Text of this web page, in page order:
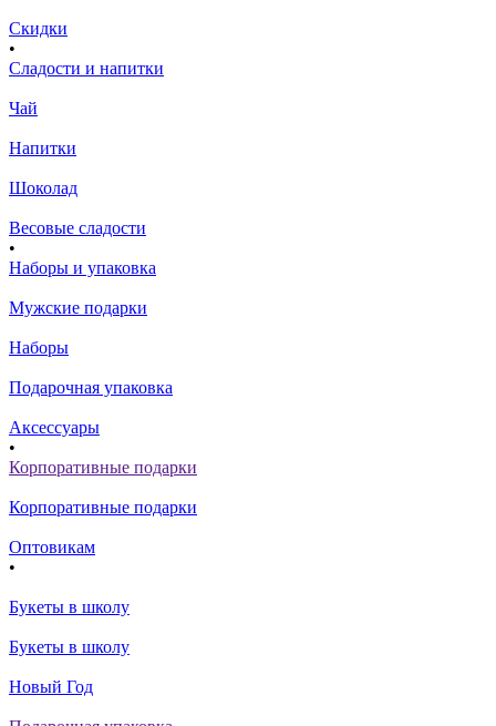
Скидки
•
Сладости и напитки
Чай
Напитки
Шоколад
Весовые сладости
•
Наборы и упаковка
Мужские подарки
Наборы
Подарочная упаковка
Аксессуары
•
Корпоративные подарки
Корпоративные подарки
Оптовикам
•
Букеты в школу
Букеты в школу
Новый Год